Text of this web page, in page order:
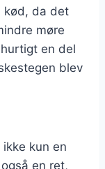
kød, da det
møre
en del
blev
kun en
en ret,